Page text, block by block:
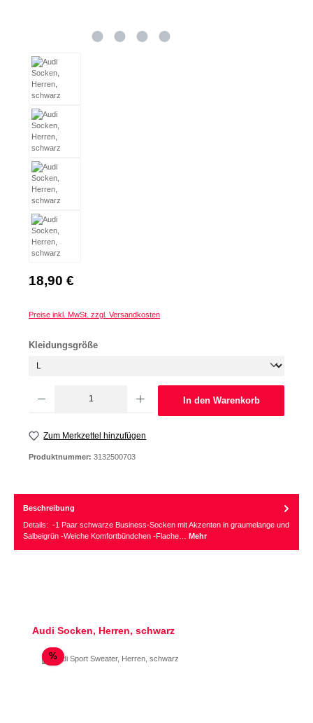
Regulärer Preis:
18,90 €
Preise inkl. MwSt. zzgl. Versandkosten
Kleidungsgrößeauswählen
In den Warenkorb
Zum Merkzettel hinzufügen
Produktnummer: 3132500703
Beschreibung
Details: -1 Paar schwarze Business-Socken mit Akzenten in graumelange und
Salbeigrün -Weiche Komfortbündchen -Flache… Mehr
Produktgalerie überspringen
Audi Socken, Herren, schwarz
%Rabatt